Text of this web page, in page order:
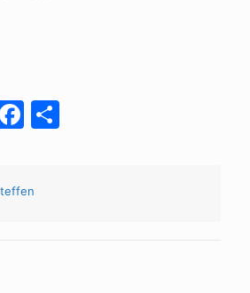
Facebook
Teilen